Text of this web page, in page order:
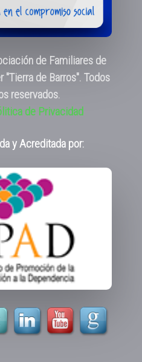
de Familiares de
"Tierra de Barros". Todos
reservados.
de Privacidad
y Acreditada por: